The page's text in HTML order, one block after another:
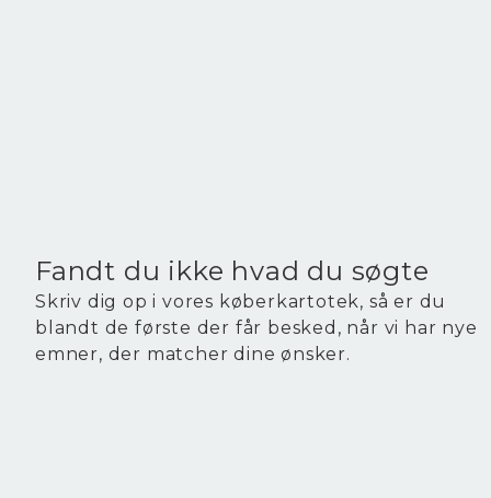
Fandt du ikke hvad du søgte
Skriv dig op i vores køberkartotek, så er du
blandt de første der får besked, når vi har nye
emner, der matcher dine ønsker.